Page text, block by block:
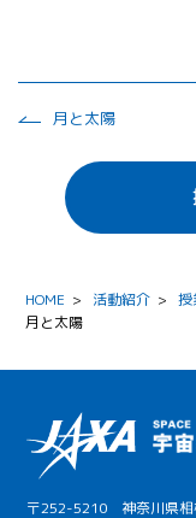
月と太陽
HOME > 活動紹介 > 授
月と太陽
〒252-5210 神奈川県相